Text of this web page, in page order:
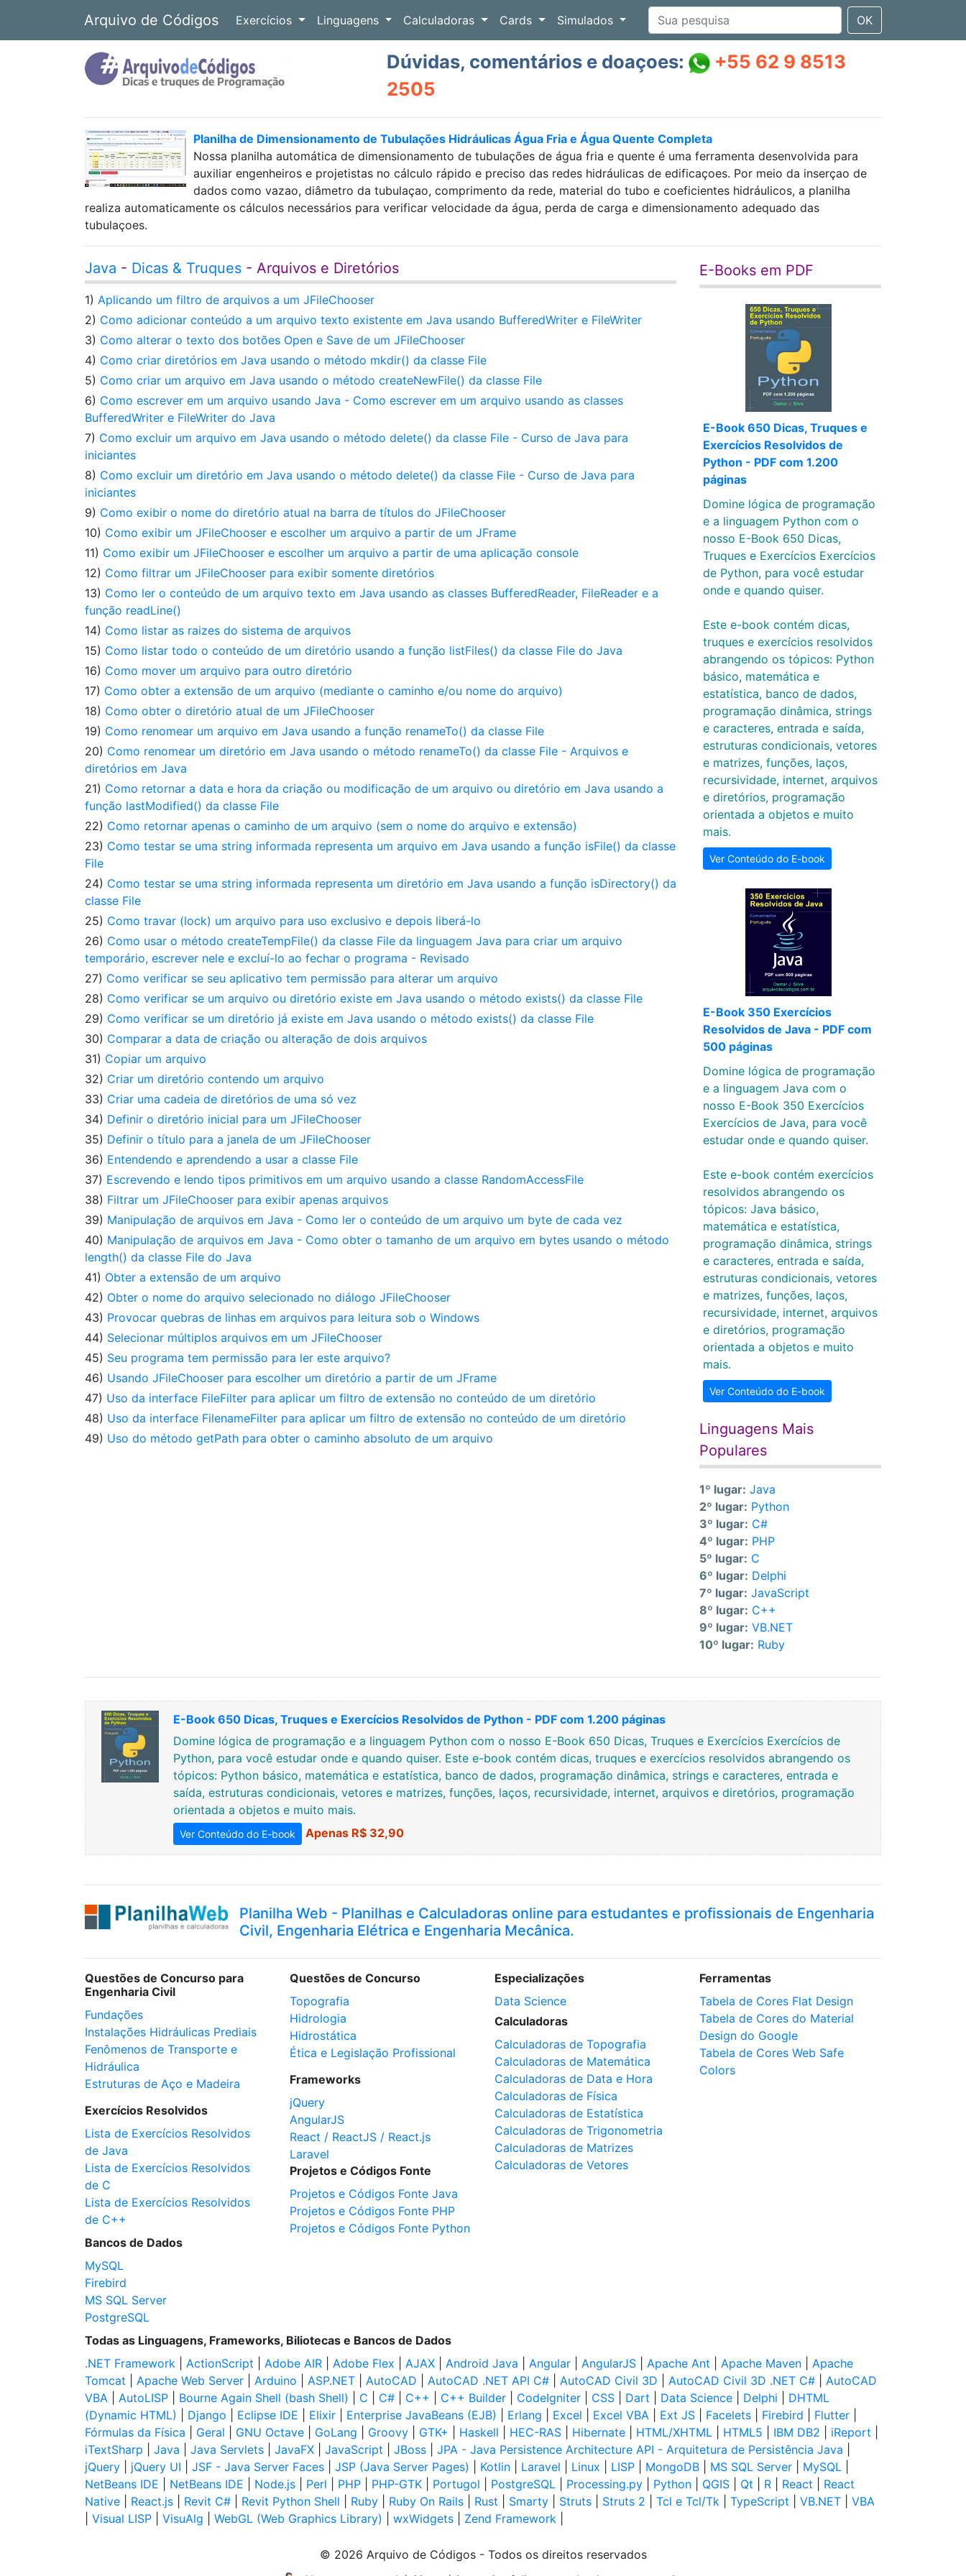
Arquivo de Códigos Exercícios Linguagens Calculadoras Cards Simulados OK
Dúvidas, comentários e doaçoes:
+55 62 9 8513
2505
Planilha de Dimensionamento de Tubulações Hidráulicas Água Fria e Água Quente Completa
Nossa planilha automática de dimensionamento de tubulações de água fria e quente é uma ferramenta desenvolvida para
auxiliar engenheiros e projetistas no cálculo rápido e preciso das redes hidráulicas de edificaçoes. Por meio da inserçao de
dados como vazao, diâmetro da tubulaçao, comprimento da rede, material do tubo e coeficientes hidráulicos, a planilha
realiza automaticamente os cálculos necessários para verificar velocidade da água, perda de carga e dimensionamento adequado das
tubulaçoes.
Java - Dicas & Truques - Arquivos e Diretórios
1) Aplicando um filtro de arquivos a um JFileChooser
2) Como adicionar conteúdo a um arquivo texto existente em Java usando BufferedWriter e FileWriter
3) Como alterar o texto dos botões Open e Save de um JFileChooser
4) Como criar diretórios em Java usando o método mkdir() da classe File
5) Como criar um arquivo em Java usando o método createNewFile() da classe File
6) Como escrever em um arquivo usando Java - Como escrever em um arquivo usando as classes
BufferedWriter e FileWriter do Java
7) Como excluir um arquivo em Java usando o método delete() da classe File - Curso de Java para
iniciantes
8) Como excluir um diretório em Java usando o método delete() da classe File - Curso de Java para
iniciantes
9) Como exibir o nome do diretório atual na barra de títulos do JFileChooser
10) Como exibir um JFileChooser e escolher um arquivo a partir de um JFrame
11) Como exibir um JFileChooser e escolher um arquivo a partir de uma aplicação console
12) Como filtrar um JFileChooser para exibir somente diretórios
13) Como ler o conteúdo de um arquivo texto em Java usando as classes BufferedReader, FileReader e a
função readLine()
14) Como listar as raizes do sistema de arquivos
15) Como listar todo o conteúdo de um diretório usando a função listFiles() da classe File do Java
16) Como mover um arquivo para outro diretório
17) Como obter a extensão de um arquivo (mediante o caminho e/ou nome do arquivo)
18) Como obter o diretório atual de um JFileChooser
19) Como renomear um arquivo em Java usando a função renameTo() da classe File
20) Como renomear um diretório em Java usando o método renameTo() da classe File - Arquivos e
diretórios em Java
21) Como retornar a data e hora da criação ou modificação de um arquivo ou diretório em Java usando a
função lastModified() da classe File
22) Como retornar apenas o caminho de um arquivo (sem o nome do arquivo e extensão)
23) Como testar se uma string informada representa um arquivo em Java usando a função isFile() da classe
File
24) Como testar se uma string informada representa um diretório em Java usando a função isDirectory() da
classe File
25) Como travar (lock) um arquivo para uso exclusivo e depois liberá-lo
26) Como usar o método createTempFile() da classe File da linguagem Java para criar um arquivo
temporário, escrever nele e excluí-lo ao fechar o programa - Revisado
27) Como verificar se seu aplicativo tem permissão para alterar um arquivo
28) Como verificar se um arquivo ou diretório existe em Java usando o método exists() da classe File
29) Como verificar se um diretório já existe em Java usando o método exists() da classe File
30) Comparar a data de criação ou alteração de dois arquivos
31) Copiar um arquivo
32) Criar um diretório contendo um arquivo
33) Criar uma cadeia de diretórios de uma só vez
34) Definir o diretório inicial para um JFileChooser
35) Definir o título para a janela de um JFileChooser
36) Entendendo e aprendendo a usar a classe File
37) Escrevendo e lendo tipos primitivos em um arquivo usando a classe RandomAccessFile
38) Filtrar um JFileChooser para exibir apenas arquivos
39) Manipulação de arquivos em Java - Como ler o conteúdo de um arquivo um byte de cada vez
40) Manipulação de arquivos em Java - Como obter o tamanho de um arquivo em bytes usando o método
length() da classe File do Java
41) Obter a extensão de um arquivo
42) Obter o nome do arquivo selecionado no diálogo JFileChooser
43) Provocar quebras de linhas em arquivos para leitura sob o Windows
44) Selecionar múltiplos arquivos em um JFileChooser
45) Seu programa tem permissão para ler este arquivo?
46) Usando JFileChooser para escolher um diretório a partir de um JFrame
47) Uso da interface FileFilter para aplicar um filtro de extensão no conteúdo de um diretório
48) Uso da interface FilenameFilter para aplicar um filtro de extensão no conteúdo de um diretório
49) Uso do método getPath para obter o caminho absoluto de um arquivo
E-Books em PDF
E-Book 650 Dicas, Truques e
Exercícios Resolvidos de
Python - PDF com 1.200
páginas
Domine lógica de programação
e a linguagem Python com o
nosso E-Book 650 Dicas,
Truques e Exercícios Exercícios
de Python, para você estudar
onde e quando quiser.
Este e-book contém dicas,
truques e exercícios resolvidos
abrangendo os tópicos: Python
básico, matemática e
estatística, banco de dados,
programação dinâmica, strings
e caracteres, entrada e saída,
estruturas condicionais, vetores
e matrizes, funções, laços,
recursividade, internet, arquivos
e diretórios, programação
orientada a objetos e muito
mais.
Ver Conteúdo do E-book
E-Book 350 Exercícios
Resolvidos de Java - PDF com
500 páginas
Domine lógica de programação
e a linguagem Java com o
nosso E-Book 350 Exercícios
Exercícios de Java, para você
estudar onde e quando quiser.
Este e-book contém exercícios
resolvidos abrangendo os
tópicos: Java básico,
matemática e estatística,
programação dinâmica, strings
e caracteres, entrada e saída,
estruturas condicionais, vetores
e matrizes, funções, laços,
recursividade, internet, arquivos
e diretórios, programação
orientada a objetos e muito
mais.
Ver Conteúdo do E-book
Linguagens Mais
Populares
1º lugar: Java
2º lugar: Python
3º lugar: C#
4º lugar: PHP
5º lugar: C
6º lugar: Delphi
7º lugar: JavaScript
8º lugar: C++
9º lugar: VB.NET
10º lugar: Ruby
E-Book 650 Dicas, Truques e Exercícios Resolvidos de Python - PDF com 1.200 páginas
Domine lógica de programação e a linguagem Python com o nosso E-Book 650 Dicas, Truques e Exercícios Exercícios de
Python, para você estudar onde e quando quiser. Este e-book contém dicas, truques e exercícios resolvidos abrangendo os
tópicos: Python básico, matemática e estatística, banco de dados, programação dinâmica, strings e caracteres, entrada e
saída, estruturas condicionais, vetores e matrizes, funções, laços, recursividade, internet, arquivos e diretórios, programação
orientada a objetos e muito mais.
Ver Conteúdo do E-book Apenas R$ 32,90
Planilha Web - Planilhas e Calculadoras online para estudantes e profissionais de Engenharia
Civil, Engenharia Elétrica e Engenharia Mecânica.
Questões de Concurso para
Engenharia Civil
Fundações
Instalações Hidráulicas Prediais
Fenômenos de Transporte e
Hidráulica
Estruturas de Aço e Madeira
Exercícios Resolvidos
Lista de Exercícios Resolvidos
de Java
Lista de Exercícios Resolvidos
de C
Lista de Exercícios Resolvidos
de C++
Bancos de Dados
MySQL
Firebird
MS SQL Server
PostgreSQL
Questões de Concurso
Topografia
Hidrologia
Hidrostática
Ética e Legislação Profissional
Frameworks
jQuery
AngularJS
React / ReactJS / React.js
Laravel
Projetos e Códigos Fonte
Projetos e Códigos Fonte Java
Projetos e Códigos Fonte PHP
Projetos e Códigos Fonte Python
Especializações
Data Science
Calculadoras
Calculadoras de Topografia
Calculadoras de Matemática
Calculadoras de Data e Hora
Calculadoras de Física
Calculadoras de Estatística
Calculadoras de Trigonometria
Calculadoras de Matrizes
Calculadoras de Vetores
Ferramentas
Tabela de Cores Flat Design
Tabela de Cores do Material
Design do Google
Tabela de Cores Web Safe
Colors
Todas as Linguagens, Frameworks, Biliotecas e Bancos de Dados
.NET Framework
ActionScript Adobe AIR Adobe Flex AJAX Android Java Angular AngularJS Apache Ant Apache Maven
Apache
Tomcat
Apache Web Server Arduino ASP.NET AutoCAD AutoCAD .NET API C# AutoCAD Civil 3D AutoCAD Civil 3D .NET C#
AutoCAD
VBA
AutoLISP Bourne Again Shell (bash Shell) C C# C++ C++ Builder CodeIgniter CSS Dart Data Science Delphi
DHTML
(Dynamic HTML)
Django Eclipse IDE Elixir Enterprise JavaBeans (EJB) Erlang Excel Excel VBA Ext JS Facelets Firebird Flutter
Fórmulas da Física
Geral GNU Octave GoLang Groovy GTK+ Haskell HEC-RAS Hibernate HTML/XHTML HTML5 IBM DB2 iReport
iTextSharp
Java Java Servlets JavaFX JavaScript JBoss JPA - Java Persistence Architecture API - Arquitetura de Persistência Java
jQuery
jQuery UI JSF - Java Server Faces JSP (Java Server Pages) Kotlin Laravel Linux LISP MongoDB MS SQL Server MySQL
NetBeans IDE
NetBeans IDE Node.js Perl PHP PHP-GTK Portugol PostgreSQL Processing.py Python QGIS Qt R React
React
Native
React.js Revit C# Revit Python Shell Ruby Ruby On Rails Rust Smarty Struts Struts 2 Tcl e Tcl/Tk TypeScript VB.NET
VBA
Visual LISP VisuAlg WebGL (Web Graphics Library) wxWidgets Zend Framework
© 2026 Arquivo de Códigos - Todos os direitos reservados